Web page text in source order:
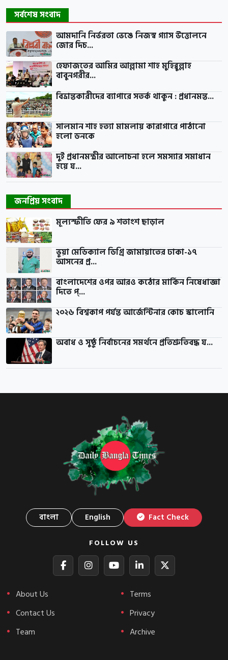
সর্বশেষ সংবাদ
আমদানি নির্ভরতা ভেঙে নিজস্ব গ্যাস উত্তোলনে
জোর দিচ...
হেফাজতের আমির আল্লামা শাহ মুহিব্বুল্লাহ
বাবুনগরীর...
বিভ্রান্তকারীদের ব্যাপারে সতর্ক থাকুন : প্রধানমন্ত...
সালমান শাহ হত্যা মামলায় কারাগারে পাঠানো
হলো ডনকে
দুই প্রধানমন্ত্রীর আলোচনা হলে সমস্যার সমাধান
হয়ে য...
জনপ্রিয় সংবাদ
মূল্যস্ফীতি ফের ৯ শতাংশ ছাড়াল
ভুয়া মেডিক্যাল ডিগ্রি জামায়াতের ঢাকা-১৭
আসনের প্র...
বাংলাদেশের ওপর আরও কঠোর মার্কিন নিষেধাজ্ঞা
দিতে প্...
২০২৬ বিশ্বকাপ পর্যন্ত আর্জেন্টিনার কোচ স্কালোনি
অবাধ ও সুষ্ঠু নির্বাচনের সমর্থনে প্রতিশ্রুতিবদ্ধ য...
বাংলা English Fact Check
FOLLOW US
About Us
Contact Us
Team
Terms
Privacy
Archive